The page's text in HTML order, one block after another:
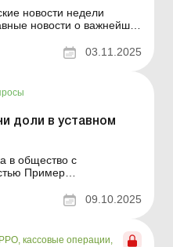
03.11.2025
доли в уставном
в общество с
Пример
связи с изменением
09.10.2025
РРО, кассовые операции,